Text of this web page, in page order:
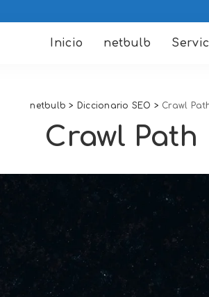
Inicio netbulb
netbulb > Diccionario SEO > Crawl
Crawl Path